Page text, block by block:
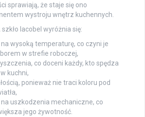
sprawiają, że staje się ono
wystroju wnętrz kuchennych.
lacobel wyróżnia się:
wysoką temperaturę, co czyni je
w strefie roboczej,
co doceni każdy, kto spędza
kuchni,
ponieważ nie traci koloru pod
uszkodzenia mechaniczne, co
jego żywotność.